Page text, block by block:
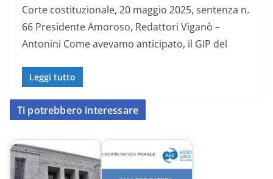
Corte costituzionale, 20 maggio 2025, sentenza n.
66 Presidente Amoroso, Redattori Viganò –
Antonini Come avevamo anticipato, il GIP del
Leggi tutto
Ti potrebbero interessare